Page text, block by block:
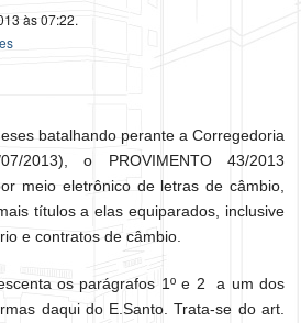
às 07:22.
batalhando perante a Corregedoria
2013), o PROVIMENTO 43/2013
meio eletrônico de letras de câmbio,
títulos a elas equiparados, inclusive
e contratos de câmbio.
os parágrafos 1º e 2 a um dos
daqui do E.Santo. Trata-se do art.